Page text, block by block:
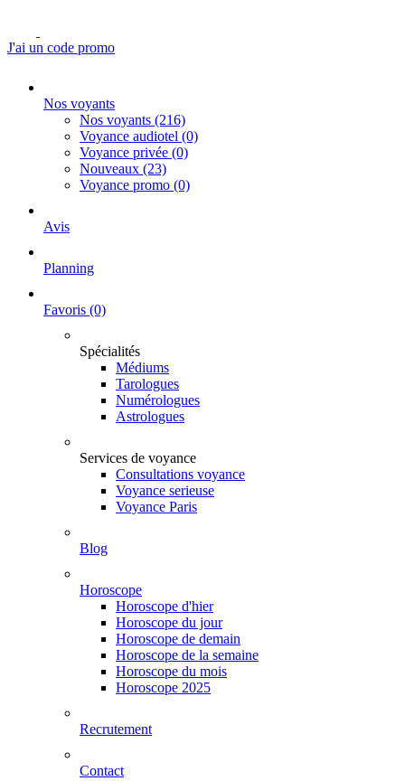
J'ai un code promo
Nos voyants
Nos voyants (216)
Voyance audiotel (0)
Voyance privée (0)
Nouveaux (23)
Voyance promo (0)
Avis
Planning
Favoris (0)
Spécialités
Médiums
Tarologues
Numérologues
Astrologues
Services de voyance
Consultations voyance
Voyance serieuse
Voyance Paris
Blog
Horoscope
Horoscope d'hier
Horoscope du jour
Horoscope de demain
Horoscope de la semaine
Horoscope du mois
Horoscope 2025
Recrutement
Contact